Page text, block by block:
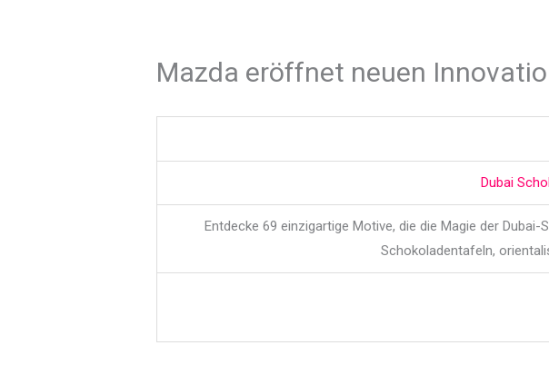
Mazda eröffnet neuen
Dubai
Entdecke 69 einzigartige Motive, die die Magie der
Schokoladentafeln,